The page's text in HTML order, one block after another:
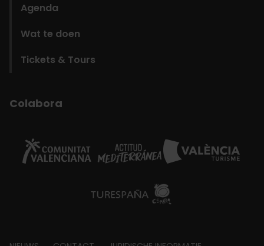
Agenda
Wat te doen
Tickets & Tours
Colabora